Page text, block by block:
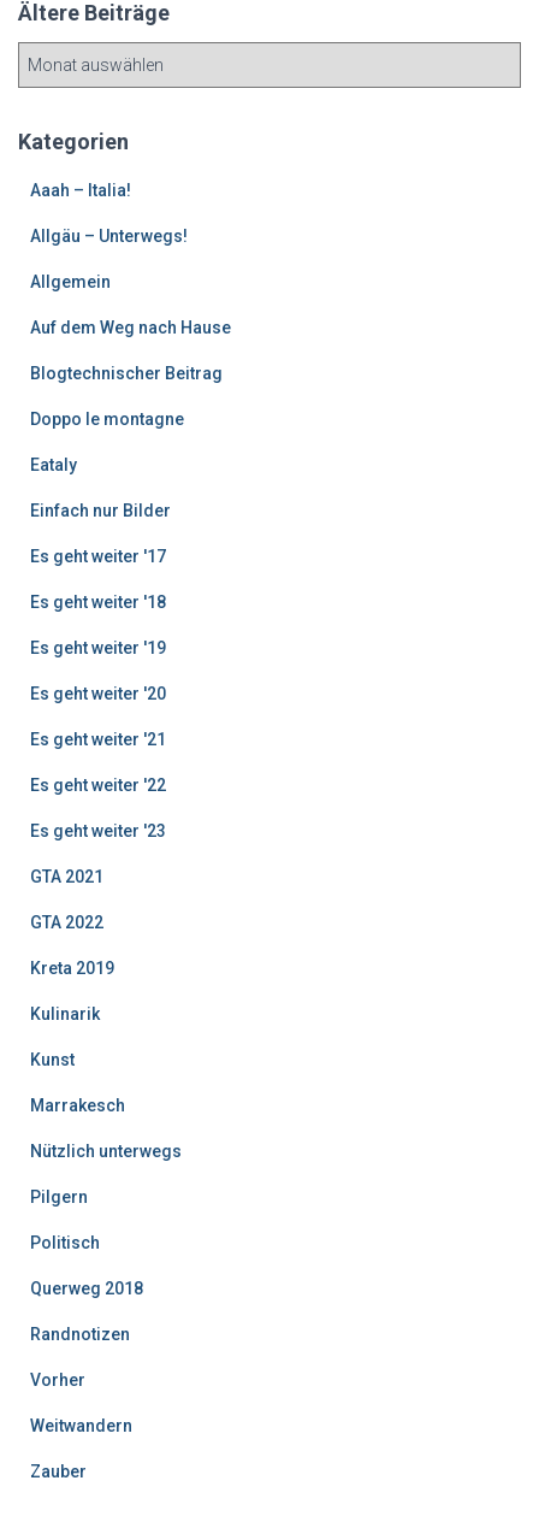
Ältere Beiträge
e
Kategorien
Aaah – Italia!
Allgäu – Unterwegs!
Allgemein
Auf dem Weg nach Hause
Blogtechnischer Beitrag
Doppo le montagne
Eataly
Einfach nur Bilder
Es geht weiter '17
Es geht weiter '18
Es geht weiter '19
Es geht weiter '20
Es geht weiter '21
Es geht weiter '22
Es geht weiter '23
GTA 2021
GTA 2022
Kreta 2019
Kulinarik
Kunst
Marrakesch
Nützlich unterwegs
Pilgern
Politisch
Querweg 2018
Randnotizen
Vorher
Weitwandern
Zauber